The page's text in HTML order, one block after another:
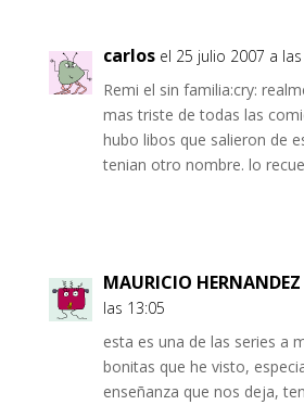
carlos el 25 julio 2007 a
Remi el sin familia:cry:
mas triste de todas las
hubo libos que salieron de
tenian otro nombre. lo
MAURICIO HERNANDEZ
las 13:05
esta es una de las series a
bonitas que he visto,
enseñanza que nos deja,